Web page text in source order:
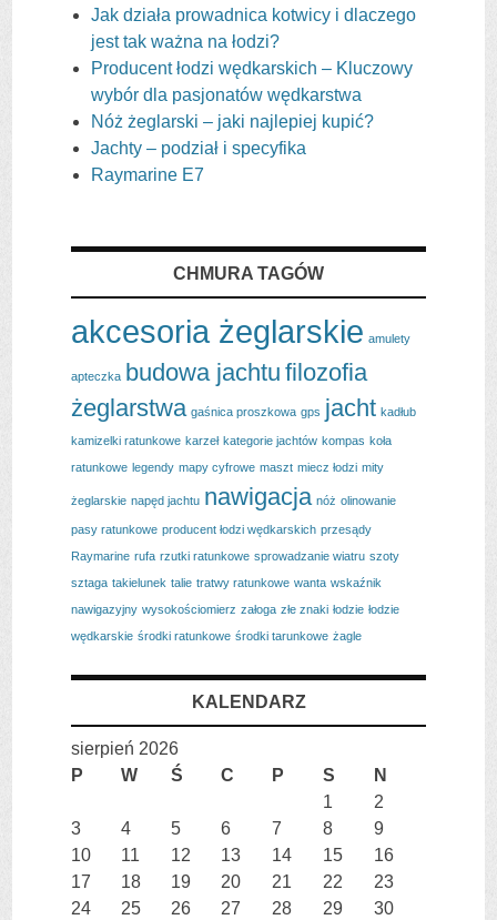
Jak działa prowadnica kotwicy i dlaczego
jest tak ważna na łodzi?
Producent łodzi wędkarskich – Kluczowy
wybór dla pasjonatów wędkarstwa
Nóż żeglarski – jaki najlepiej kupić?
Jachty – podział i specyfika
Raymarine E7
CHMURA TAGÓW
akcesoria żeglarskie amulety
apteczka budowa jachtu filozofia
żeglarstwa gaśnica proszkowa gps jacht kadłub
kamizelki ratunkowe karzeł kategorie jachtów kompas koła
ratunkowe legendy mapy cyfrowe maszt miecz łodzi mity
żeglarskie napęd jachtu nawigacja nóż olinowanie
pasy ratunkowe producent łodzi wędkarskich przesądy
Raymarine rufa rzutki ratunkowe sprowadzanie wiatru szoty
sztaga takielunek talie tratwy ratunkowe wanta wskaźnik
nawigazyjny wysokościomierz załoga złe znaki łodzie łodzie
wędkarskie środki ratunkowe środki tarunkowe żagle
KALENDARZ
sierpień 2026
P
W Ś C P S
N
1
2
3
4 5 6 7 8
9
10
11 12 13 14 15
16
17
18 19 20 21 22
23
24
25 26 27 28 29 30